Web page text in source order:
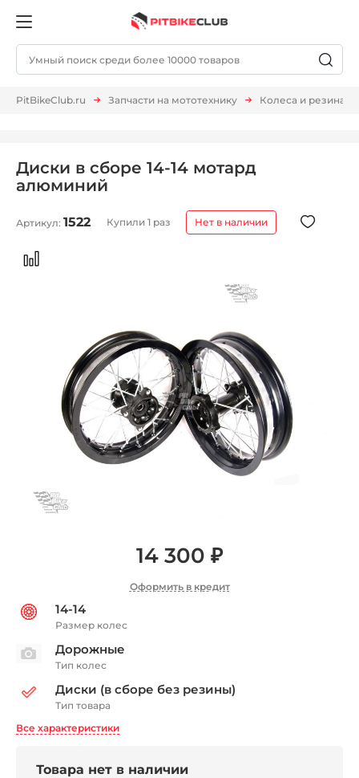
PitBikeClub.ru Запчасти на мототехнику Колеса и резина
Диски в сборе 14-14 мотард
алюминий
Артикул: 1522 Купили 1 раз Нет в наличии
14 300 ₽
Оформить в кредит
14-14
Размер колес
Дорожные
Тип колес
Диски (в сборе без резины)
Тип товара
Все характеристики
Товара нет в наличии